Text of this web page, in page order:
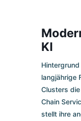
KI
langjährige
Clusters
Chain
stellt ihre